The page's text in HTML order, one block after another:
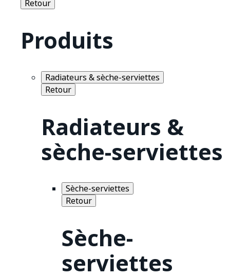
Retour
Produits
Radiateurs & sèche-serviettes
Retour
Radiateurs &
sèche-serviettes
Sèche-serviettes
Retour
Sèche-
serviettes